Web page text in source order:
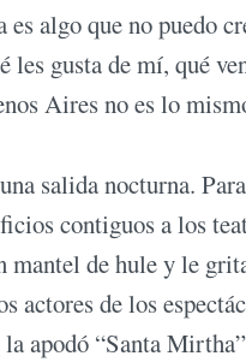
algo que no puedo
les gusta de mí, qué
Aires no es lo
salida nocturna.
contiguos a los
mantel de hule y le
actores de los
la apodó “Santa